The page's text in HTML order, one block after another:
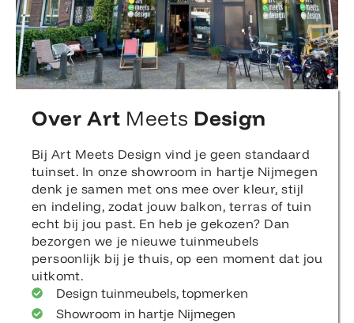
Over Art Meets Design
Bij Art Meets Design vind je geen standaard
tuinset. In onze showroom in hartje Nijmegen
denk je samen met ons mee over kleur, stijl
en indeling, zodat jouw balkon, terras of tuin
echt bij jou past. En heb je gekozen? Dan
bezorgen we je nieuwe tuinmeubels
persoonlijk bij je thuis, op een moment dat jou
uitkomt.
Design tuinmeubels, topmerken
Showroom in hartje Nijmegen